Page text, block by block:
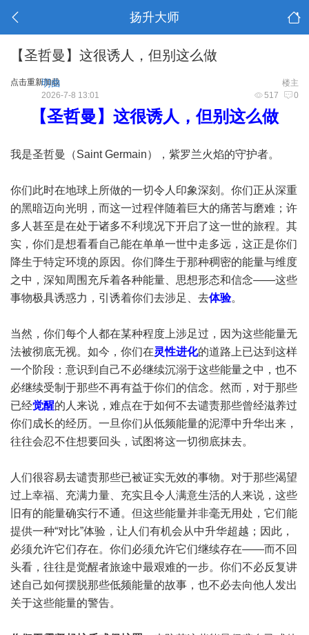
扬升大师
【圣哲曼】这很诱人，但别这么做
点击重新加载 楼主
明曲
517 0
2026-7-8 13:01
【圣哲曼】这很诱人，但别这么做
我是圣哲曼（Saint Germain），紫罗兰火焰的守护者。
你们此时在地球上所做的一切令人印象深刻。你们正从深重
的黑暗迈向光明，而这一过程伴随着巨大的痛苦与磨难；许
多人甚至是在处于诸多不利境况下开启了这一世的旅程。其
实，你们是想看看自己能在单单一世中走多远，这正是你们
降生于特定环境的原因。你们降生于那种稠密的能量与维度
之中，深知周围充斥着各种能量、思想形态和信念——这些
事物极具诱惑力，引诱着你们去涉足、去体验。
当然，你们每个人都在某种程度上涉足过，因为这些能量无
法被彻底无视。如今，你们在灵性进化的道路上已达到这样
一个阶段：意识到自己不必继续沉溺于这些能量之中，也不
必继续受制于那些不再有益于你们的信念。然而，对于那些
已经觉醒的人来说，难点在于如何不去谴责那些曾经滋养过
你们成长的经历。一旦你们从低频能量的泥潭中升华出来，
往往会忍不住想要回头，试图将这一切彻底抹去。
人们很容易去谴责那些已被证实无效的事物。对于那些渴望
过上幸福、充满力量、充实且令人满意生活的人来说，这些
旧有的能量确实行不通。但这些能量并非毫无用处，它们能
提供一种“对比”体验，让人们有机会从中升华超越；因此，
必须允许它们存在。你们必须允许它们继续存在——而不回
头看，往往是觉醒者旅途中最艰难的一步。你们不必反复讲
述自己如何摆脱那些低频能量的故事，也不必去向他人发出
关于这些能量的警告。